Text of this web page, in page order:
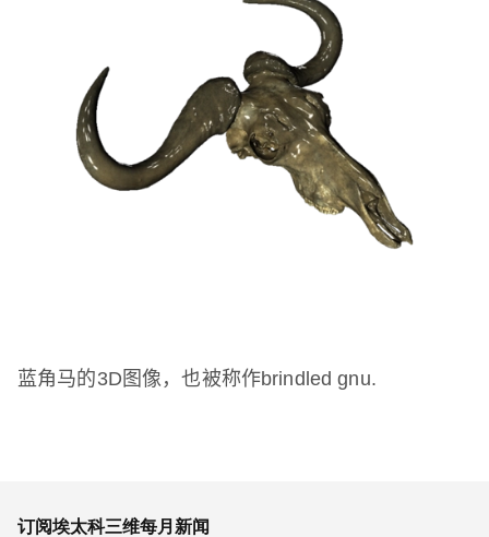
蓝角马的3D 图像，也被称作brindled gnu.
订阅埃太科三维每月新闻